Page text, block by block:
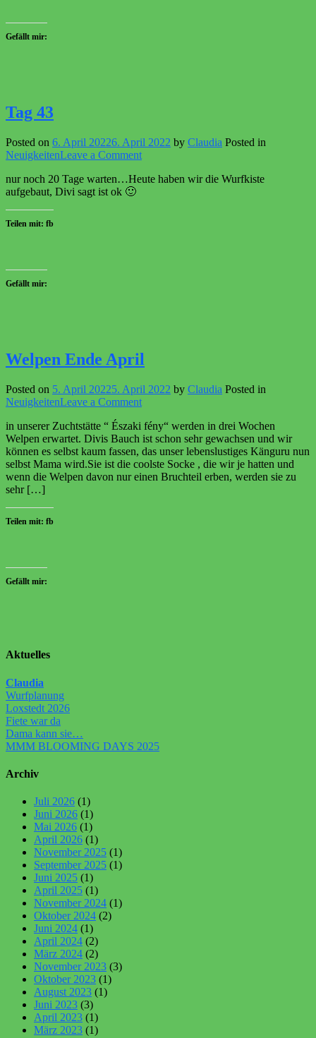
Gefällt mir:
Tag 43
Posted on 6. April 20226. April 2022 by Claudia Posted in
NeuigkeitenLeave a Commenton
43
nur noch 20 Tage warten…Heute haben wir die Wurfkiste
aufgebaut, Divi sagt ist ok 🙂
Teilen mit: fb
Gefällt mir:
Welpen Ende April
Posted on 5. April 20225. April 2022 by Claudia Posted in
NeuigkeitenLeave a Commenton
Ende
April
in unserer Zuchtstätte “ Északi fény“ werden in drei Wochen
Welpen erwartet. Divis Bauch ist schon sehr gewachsen und wir
können es selbst kaum fassen, das unser lebenslustiges Känguru nun
selbst Mama wird.Sie ist die coolste Socke , die wir je hatten und
wenn die Welpen davon nur einen Bruchteil erben, werden sie zu
sehr […]
Teilen mit: fb
Gefällt mir:
Aktuelles
Claudia
Wurfplanung
Loxstedt 2026
Fiete war da
Dama kann sie…
MMM BLOOMING DAYS 2025
Archiv
Juli 2026 (1)
Juni 2026 (1)
Mai 2026 (1)
April 2026 (1)
November 2025 (1)
September 2025 (1)
Juni 2025 (1)
April 2025 (1)
November 2024 (1)
Oktober 2024 (2)
Juni 2024 (1)
April 2024 (2)
März 2024 (2)
November 2023 (3)
Oktober 2023 (1)
August 2023 (1)
Juni 2023 (3)
April 2023 (1)
März 2023 (1)